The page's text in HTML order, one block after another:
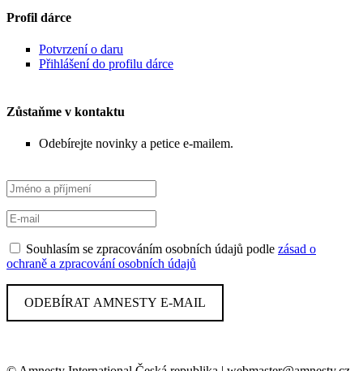
Profil dárce
Potvrzení o daru
Přihlášení do profilu dárce
Zůstaňme v kontaktu
Odebírejte novinky a petice e-mailem.
Souhlasím se zpracováním osobních údajů podle zásad o
ochraně a zpracování osobních údajů